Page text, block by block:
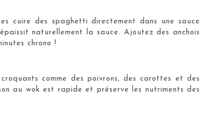
cuire des spaghetti directement dans une sauce
naturellement la sauce. Ajoutez des anchois
chrono !
comme des poivrons, des carottes et des
au wok est rapide et préserve les nutriments des